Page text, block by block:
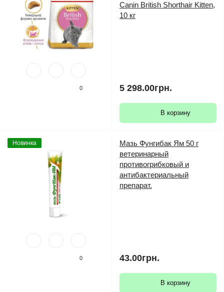
0
Canin British Shorthair Kitten,
10 кг
5 298.00грн.
В корзину
Новинка
0
Мазь Фунгибак Ям 50 г
ветеринарный
противогрибковый и
антибактериальный
препарат.
43.00грн.
В корзину